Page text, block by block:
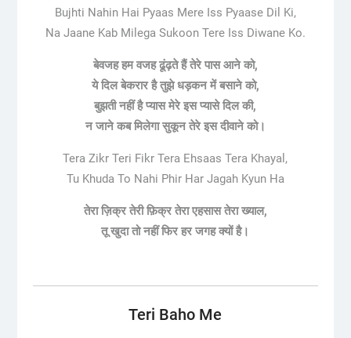
Bujhti Nahin Hai Pyaas Mere Iss Pyaase Dil Ki,
Na Jaane Kab Milega Sukoon Tere Iss Diwane Ko.
बेवजह हम वजह ढूंढ़ते हैं तेरे पास आने को,
ये दिल बेकरार है तुझे धड़कन में बसाने को,
बुझती नहीं है प्यास मेरे इस प्यासे दिल की,
न जाने कब मिलेगा सुकून तेरे इस दीवाने को।
Tera Zikr Teri Fikr Tera Ehsaas Tera Khayal,
Tu Khuda To Nahi Phir Har Jagah Kyun Ha
तेरा ज़िक्र तेरी फ़िक्र तेरा एहसास तेरा ख्याल,
तू खुदा तो नहीं फिर हर जगह क्यों है।
Teri Baho Me